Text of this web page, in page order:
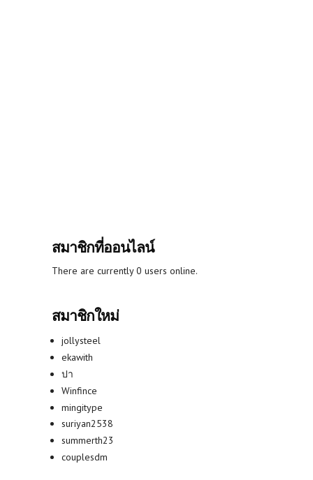
สมาชิกที่ออนไลน์
There are currently 0 users online.
สมาชิกใหม่
jollysteel
ekawith
ปา
Winfince
mingitype
suriyan2538
summerth23
couplesdm